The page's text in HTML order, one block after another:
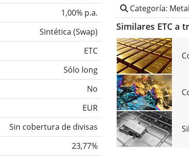
1,00% p.a.
Sintética (Swap)
ETC
Sólo long
No
EUR
Sin cobertura de divisas
23,77%
Categoría:
Similares ETC a